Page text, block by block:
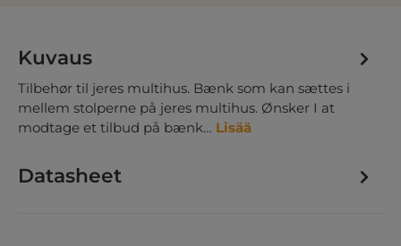
Kuvaus
Tilbehør til jeres multihus. Bænk som kan sættes i
mellem stolperne på jeres multihus. Ønsker I at
modtage et tilbud på bænk… Lisää
Datasheet